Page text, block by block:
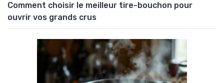
Comment choisir le meilleur tire-bouchon pour
ouvrir vos grands crus